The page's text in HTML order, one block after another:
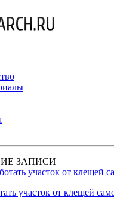
ЗАПИСИ
участок от клещей